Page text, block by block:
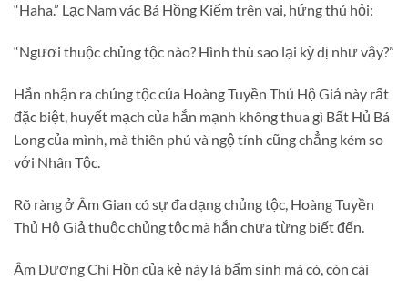
“Haha.” Lạc Nam vác Bá Hồng Kiếm trên vai, hứng thú hỏi:
“Ngươi thuộc chủng tộc nào? Hình thù sao lại kỳ dị như vậy?”
Hắn nhận ra chủng tộc của Hoàng Tuyền Thủ Hộ Giả này rất
đặc biệt, huyết mạch của hắn mạnh không thua gì Bất Hủ Bá
Long của mình, mà thiên phú và ngộ tính cũng chẳng kém so
với Nhân Tộc.
Rõ ràng ở Âm Gian có sự đa dạng chủng tộc, Hoàng Tuyền
Thủ Hộ Giả thuộc chủng tộc mà hắn chưa từng biết đến.
Âm Dương Chi Hồn của kẻ này là bẩm sinh mà có, còn cái